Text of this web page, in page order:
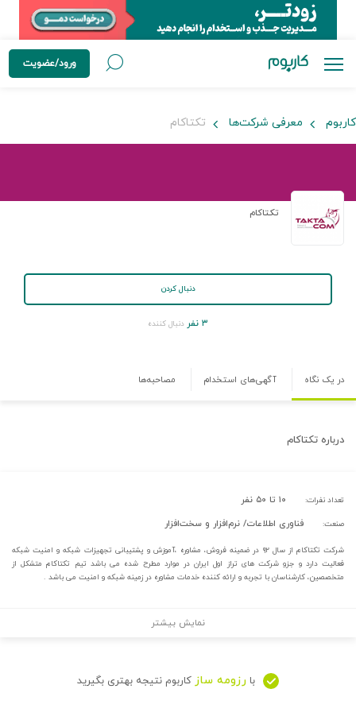
ورود/عضویت
کاربوم معرفی شرکت‌ها تکتاکام
تکتاکام
دنبال کردن
۳ نفر دنبال کننده
در یک نگاه آگهی‌های استخدام مصاحبه‌ها
درباره تکتاکام
تعداد نفرات: ۱۰ تا ۵۰ نفر
صنعت: فناوری اطلاعات/ نرم‌افزار و سخت‌افزار
شرکت تکتاکام از سال ۹۲ در ضمینه فروش، مشاوره ،آموزش و پشتیبانی تجهیزات شبکه و امنیت شبکه
فعالیت دارد و جزو شرکت های تراز اول ایران در موارد مطرح شده می باشد تیم تکتاکام متشکل از
متخصصین، کارشناسان با تجربه و ارائه کننده خدمات مشاوره در زمینه شبکه و امنیت می باشد .
نمایش بیشتر
با رزومه ساز کاربوم نتیجه بهتری بگیرید